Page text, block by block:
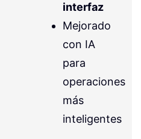
interfaz
Mejorado
con IA
para
operaciones
más
inteligentes